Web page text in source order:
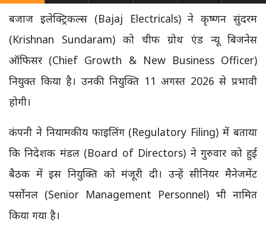
बजाज इलेक्ट्रिकल्स (Bajaj Electricals) ने कृष्णन सुंदरम
(Krishnan Sundaram) को चीफ ग्रोथ एंड न्यू बिजनेस
ऑफिसर (Chief Growth & New Business Officer)
नियुक्त किया है। उनकी नियुक्ति 11 अगस्त 2026 से प्रभावी
होगी।
कंपनी ने नियामकीय फाइलिंग (Regulatory Filing) में बताया
कि निदेशक मंडल (Board of Directors) ने गुरुवार को हुई
बैठक में इस नियुक्ति को मंजूरी दी। उन्हें सीनियर मैनेजमेंट
पर्सोनल (Senior Management Personnel) भी नामित
किया गया है।